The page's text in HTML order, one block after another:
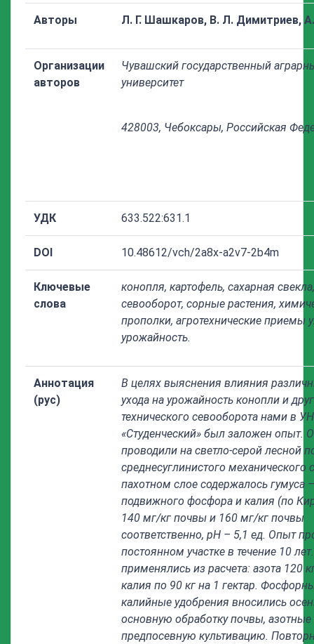
Авторы Л. Г. Шашкаров, В. Л. Димитриев,
Организации
авторов
Чувашский государственный
университет
428003, Чебоксары, Российская
УДК 633.522:631.1
DOI 10.48612/vch/2a8x-a2v7-2b4m
Ключевые
слова
конопля, картофель, сахарная
севооборот, сорные растения,
прополки, агротехнические приемы
урожайность.
Аннотация
(рус)
В целях выяснения влияния
ухода на урожайность конопли и
технического севооборота нами в
«Студенческий» был заложен опыт.
проводили на светло-серой лесной
среднесуглинистого механического
пахотном слое содержалось гумуса
подвижного фосфора и калия (по
140 мг/кг почвы и 160 мг/кг почвы
соответственно, рН – 5,1 ед. Опыт
постоянном участке в течение 10
применялись из расчета: азота 120
калия по 90 кг на 1 гектар.
калийные удобрения вносились
основную обработку почвы,
предпосевную культивацию.